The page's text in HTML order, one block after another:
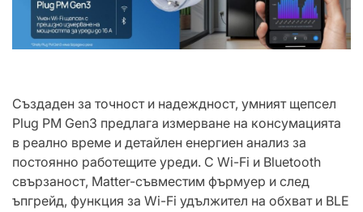
Създаден за точност и надеждност, умният щепсел
Plug PM Gen3 предлага измерване на консумацията
в реално време и детайлен енергиен анализ за
постоянно работещите уреди. С Wi-Fi и Bluetooth
свързаност, Matter-съвместим фърмуер и след
ъпгрейд, функция за Wi-Fi удължител на обхват и BLE